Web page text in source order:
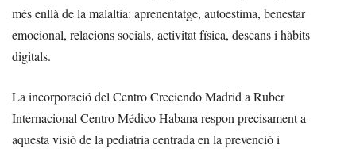
més enllà de la malaltia: aprenentatge, autoestima, benestar
emocional, relacions socials, activitat física, descans i hàbits
digitals.
La incorporació del Centro Creciendo Madrid a Ruber
Internacional Centro Médico Habana respon precisament a
aquesta visió de la pediatria centrada en la prevenció i